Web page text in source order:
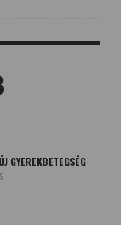
GYEREKBETEGSÉG